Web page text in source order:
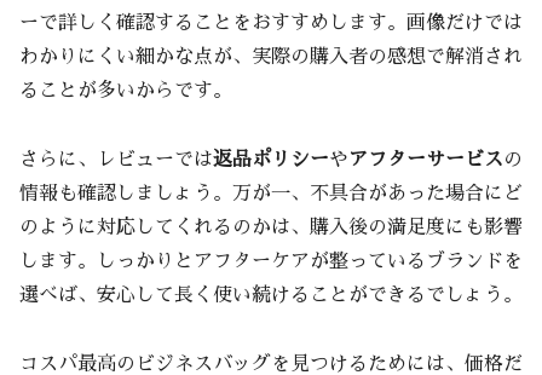
ーで詳しく確認することをおすすめします。画像だけでは
わかりにくい細かな点が、実際の購入者の感想で解消され
ることが多いからです。
さらに、レビューでは返品ポリシーやアフターサービスの
情報も確認しましょう。万が一、不具合があった場合にど
のように対応してくれるのかは、購入後の満足度にも影響
します。しっかりとアフターケアが整っているブランドを
選べば、安心して長く使い続けることができるでしょう。
コスパ最高のビジネスバッグを見つけるためには、価格だ